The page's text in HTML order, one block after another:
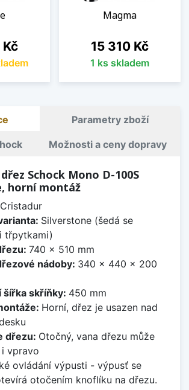
Kč
Magma
Cena
15 310 Kč
1 ks skladem
Parametry zboží
Možnosti a ceny dopravy
Schock Mono D-100S
horní montáž
Cristadur
Silverstone (šedá se
třpytkami)
740 x 510 mm
nádoby: 340 x 440 x 200
šířka skříňky: 450 mm
Horní, dřez je usazen nad
dřezu: Otočný, vana dřezu může
vpravo
ovládání výpusti - výpusť se
otočením knoflíku na dřezu.